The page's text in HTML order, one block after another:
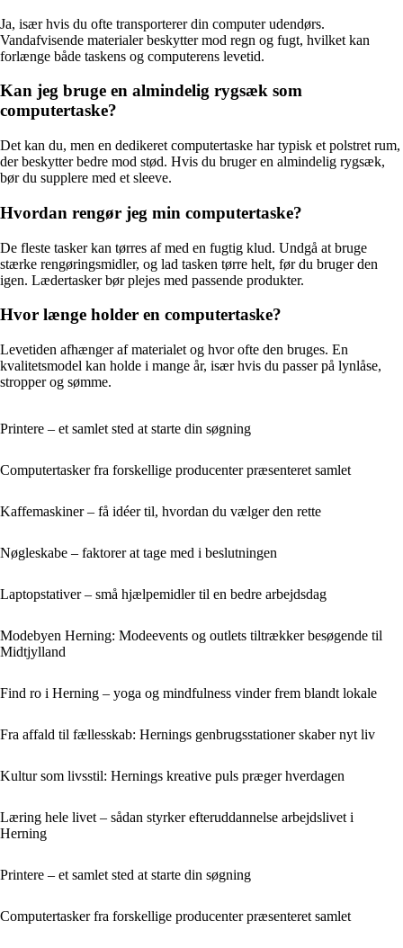
Ja, især hvis du ofte transporterer din computer udendørs.
Vandafvisende materialer beskytter mod regn og fugt, hvilket kan
forlænge både taskens og computerens levetid.
Kan jeg bruge en almindelig rygsæk som
computertaske?
Det kan du, men en dedikeret computertaske har typisk et polstret rum,
der beskytter bedre mod stød. Hvis du bruger en almindelig rygsæk,
bør du supplere med et sleeve.
Hvordan rengør jeg min computertaske?
De fleste tasker kan tørres af med en fugtig klud. Undgå at bruge
stærke rengøringsmidler, og lad tasken tørre helt, før du bruger den
igen. Lædertasker bør plejes med passende produkter.
Hvor længe holder en computertaske?
Levetiden afhænger af materialet og hvor ofte den bruges. En
kvalitetsmodel kan holde i mange år, især hvis du passer på lynlåse,
stropper og sømme.
Printere – et samlet sted at starte din søgning
Computertasker fra forskellige producenter præsenteret samlet
Kaffemaskiner – få idéer til, hvordan du vælger den rette
Nøgleskabe – faktorer at tage med i beslutningen
Laptopstativer – små hjælpemidler til en bedre arbejdsdag
Modebyen Herning: Modeevents og outlets tiltrækker besøgende til
Midtjylland
Find ro i Herning – yoga og mindfulness vinder frem blandt lokale
Fra affald til fællesskab: Hernings genbrugsstationer skaber nyt liv
Kultur som livsstil: Hernings kreative puls præger hverdagen
Læring hele livet – sådan styrker efteruddannelse arbejdslivet i
Herning
Printere – et samlet sted at starte din søgning
Computertasker fra forskellige producenter præsenteret samlet